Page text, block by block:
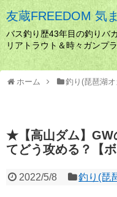
友蔵FREEDOM 気
バス釣り歴43年目の釣りバ
リアトラウト＆時々ガンプ
ホーム 釣り(琵琶湖
★【高山ダム】GW
てどう攻める？【
2022/5/8 釣り(琵